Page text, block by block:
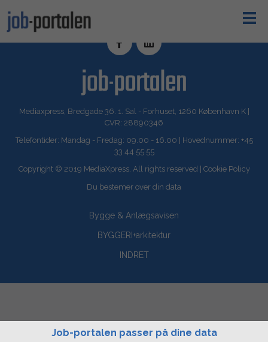
Mediaxpress, Bredgade 36. 1. Sal - Forhuset, 1260 København K |
CVR: 28890346
Telefontider: Mandag - Fredag: 09.00 - 16.00 | Hovednummer: +45
33 44 55 55
Copyright © 2019 MediaXpress. All rights reserved | Cookie Policy
Du bestemer over din data
Bygge & Anlægsavisen
BYGGERI+arkitektur
INDRET
Job-portalen passer på dine data